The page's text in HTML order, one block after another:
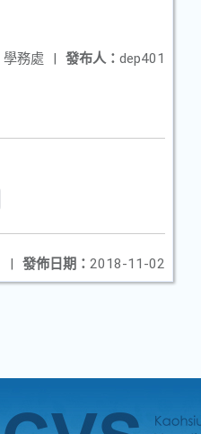
發布人： dep401
學務處 |
發佈日期： 2018-11-02
|